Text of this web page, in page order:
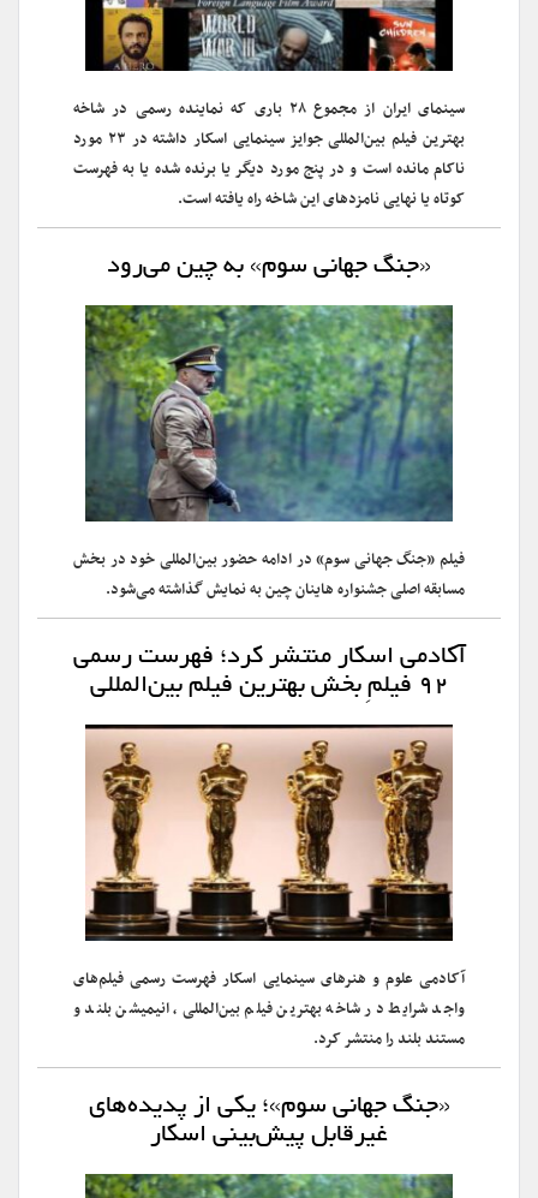
سینمای ایران از مجموع ۲۸ باری که نماینده رسمی در شاخه
بهترین فیلم بین‌المللی جوایز سینمایی اسکار داشته در ۲۳ مورد
ناکام مانده است و در پنج مورد دیگر یا برنده شده یا به فهرست
کوتاه یا نهایی نامزدهای این شاخه راه یافته است.
«جنگ جهانی سوم» به چین می‌رود
فیلم «جنگ جهانی سوم» در ادامه حضور بین‌المللی خود در بخش
مسابقه اصلی جشنواره هاینان چین به نمایش گذاشته می‌شود.
آکادمی اسکار منتشر کرد؛ فهرست رسمی
۹۲ فیلمِ بخش بهترین فیلم بین‌المللی
آکادمی علوم و هنرهای سینمایی اسکار فهرست رسمی فیلم‌های
واجد شرایط در شاخه بهترین فیلم بین‌المللی، انیمیشن بلند و
مستند بلند را منتشر کرد.
«جنگ جهانی سوم»؛ یکی از پدیده‌های
غیرقابل‌ پیش‌بینی اسکار